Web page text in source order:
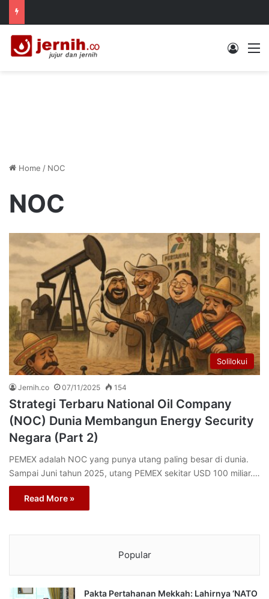
Log In
Home / NOC
NOC
Solilokui
Jernih.co 07/11/2025 154
Strategi Terbaru National Oil Company
(NOC) Dunia Membangun Energy Security
Negara (Part 2)
PEMEX adalah NOC yang punya utang paling besar di dunia.
Sampai Juni tahun 2025, utang PEMEX sekitar USD 100 miliar.…
Read More »
Popular
Pakta Pertahanan Mekkah: Lahirnya ‘NATO